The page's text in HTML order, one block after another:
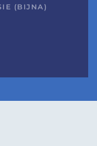
(BIJNA)